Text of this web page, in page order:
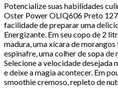
Potencialize suas habilidades
Oster Power OLIQ606 Preto
facilidade de preparar uma
Energizante. Em seu copo de 2
madura, uma xícara de
espinafre, uma colher de sopa de
Selecione a velocidade
e deixe a magia acontecer. Em
smoothie cremoso, repleto de